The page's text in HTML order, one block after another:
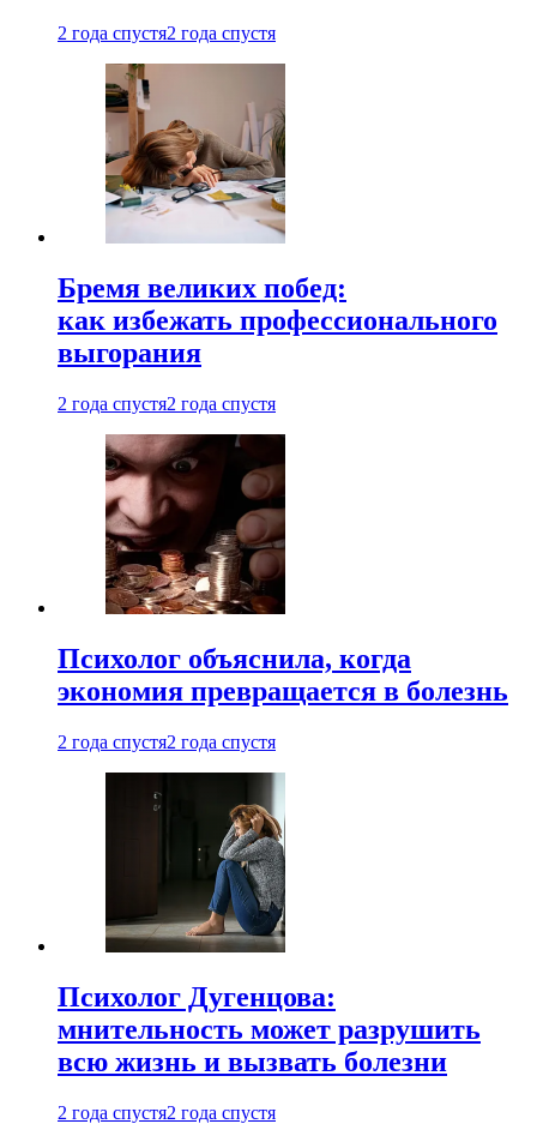
2 года спустя2 года спустя
Бремя великих побед:
как избежать профессионального
выгорания
2 года спустя2 года спустя
Психолог объяснила, когда
экономия превращается в болезнь
2 года спустя2 года спустя
Психолог Дугенцова:
мнительность может разрушить
всю жизнь и вызвать болезни
2 года спустя2 года спустя